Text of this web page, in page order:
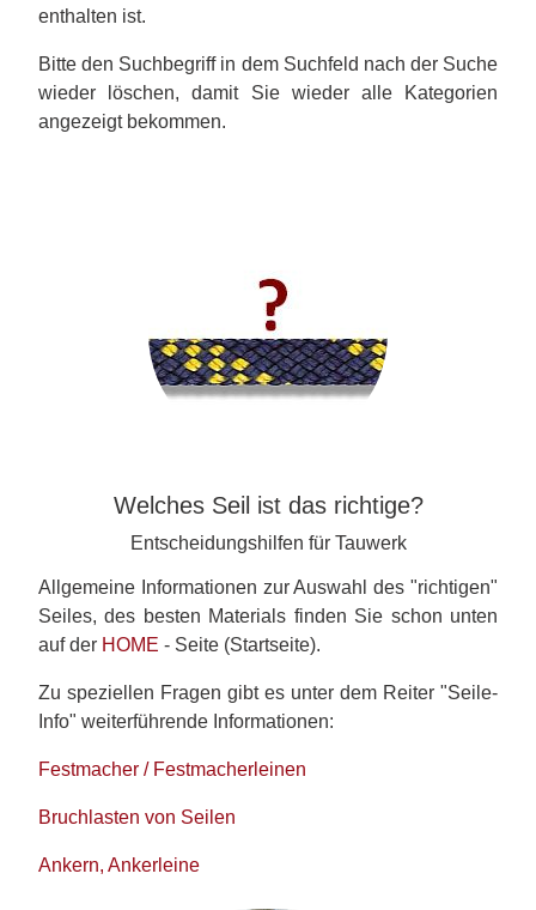
enthalten ist.
Bitte den Suchbegriff in dem Suchfeld nach der Suche
wieder löschen, damit Sie wieder alle Kategorien
angezeigt bekommen.
Welches Seil ist das richtige?
Entscheidungshilfen für Tauwerk
Allgemeine Informationen zur Auswahl des "richtigen"
Seiles, des besten Materials finden Sie schon unten
auf der HOME - Seite (Startseite).
Zu speziellen Fragen gibt es unter dem Reiter "Seile-
Info" weiterführende Informationen:
Festmacher / Festmacherleinen
Bruchlasten von Seilen
Ankern, Ankerleine